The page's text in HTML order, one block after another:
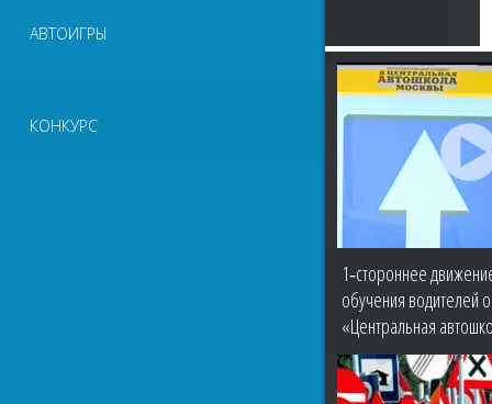
АВТОИГРЫ
КОНКУРС
1‑стороннее
обучения водителей
«Центральная